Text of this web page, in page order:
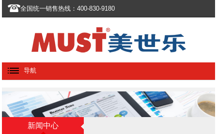
全国统一销售热线：400-830-9180
导航
新闻中心